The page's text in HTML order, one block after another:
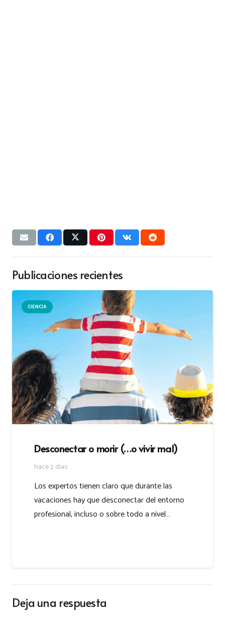
Publicaciones recientes
CIENCIA
Desconectar o morir (…o vivir mal)
hace 2 días
Los expertos tienen claro que durante las
vacaciones hay que desconectar del entorno
profesional, incluso o sobre todo a nivel…
Deja una respuesta